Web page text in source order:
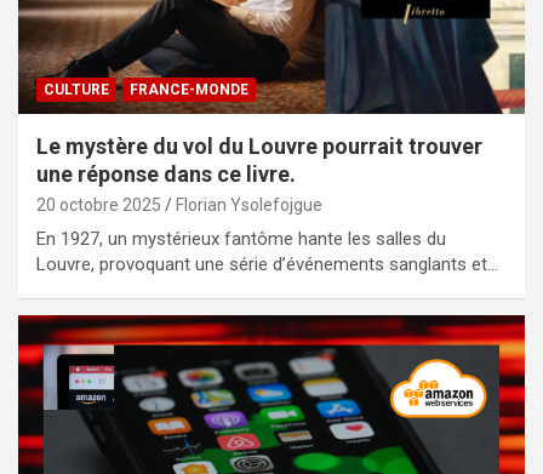
CULTURE FRANCE-MONDE
Le mystère du vol du Louvre pourrait trouver
une réponse dans ce livre.
20 octobre 2025 Florian Ysolefojgue
En 1927, un mystérieux fantôme hante les salles du
Louvre, provoquant une série d’événements sanglants et…